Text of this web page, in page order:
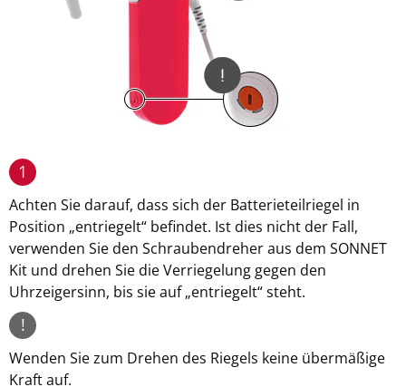
1
Achten Sie darauf, dass sich der Batterieteilriegel in
Position „entriegelt“ befindet. Ist dies nicht der Fall,
verwenden Sie den Schraubendreher aus dem SONNET
Kit und drehen Sie die Verriegelung gegen den
Uhrzeigersinn, bis sie auf „entriegelt“ steht.
!
Wenden Sie zum Drehen des Riegels keine übermäßige
Kraft auf.